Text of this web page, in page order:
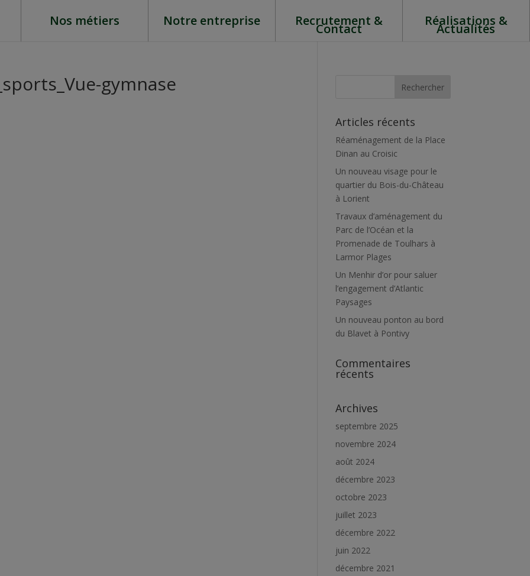
Nos métiers Notre entreprise Recrutement &
Contact
Réalisations &
Actualités
gymnase
Articles récents
Réaménagement de la Place
Dinan au Croisic
Un nouveau visage pour le
quartier du Bois-du-Château
à Lorient
Travaux d’aménagement du
Parc de l’Océan et la
Promenade de Toulhars à
Larmor Plages
Un Menhir d’or pour saluer
l’engagement d’Atlantic
Paysages
Un nouveau ponton au bord
du Blavet à Pontivy
Commentaires
récents
Archives
septembre 2025
novembre 2024
août 2024
décembre 2023
octobre 2023
juillet 2023
décembre 2022
juin 2022
décembre 2021